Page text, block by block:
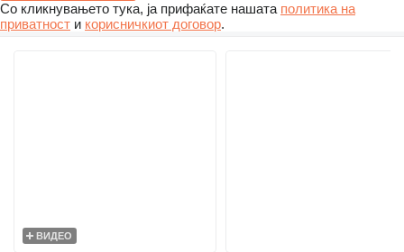
Со кликнувањето тука, ја прифаќате нашата политика на
приватност и корисничкиот договор.
ВИДЕО